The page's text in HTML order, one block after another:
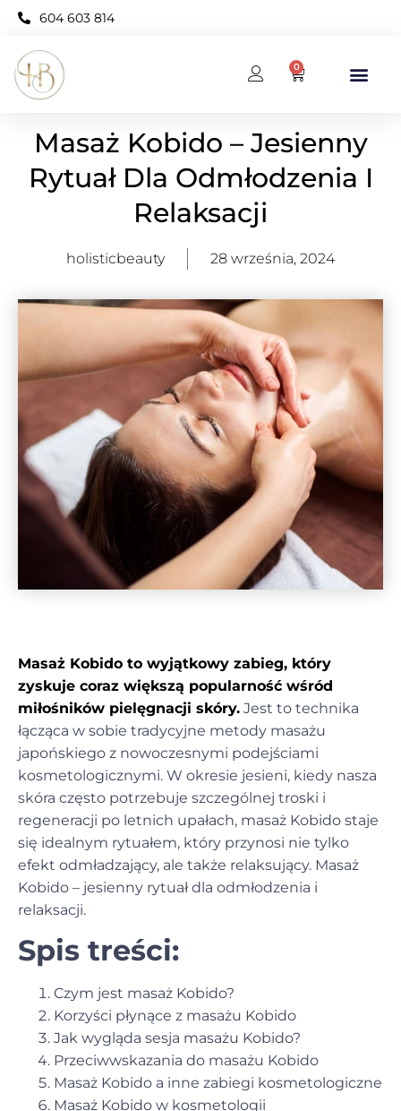
604 603 814
0
Masaż Kobido – Jesienny
Rytuał Dla Odmłodzenia I
Relaksacji
holisticbeauty 28 września, 2024
Masaż Kobido to wyjątkowy zabieg, który
zyskuje coraz większą popularność wśród
miłośników pielęgnacji skóry. Jest to technika
łącząca w sobie tradycyjne metody masażu
japońskiego z nowoczesnymi podejściami
kosmetologicznymi. W okresie jesieni, kiedy nasza
skóra często potrzebuje szczególnej troski i
regeneracji po letnich upałach, masaż Kobido staje
się idealnym rytuałem, który przynosi nie tylko
efekt odmładzający, ale także relaksujący. Masaż
Kobido – jesienny rytuał dla odmłodzenia i
relaksacji.
Spis treści:
Czym jest masaż Kobido?
Korzyści płynące z masażu Kobido
Jak wygląda sesja masażu Kobido?
Przeciwwskazania do masażu Kobido
Masaż Kobido a inne zabiegi kosmetologiczne
Masaż Kobido w kosmetologii